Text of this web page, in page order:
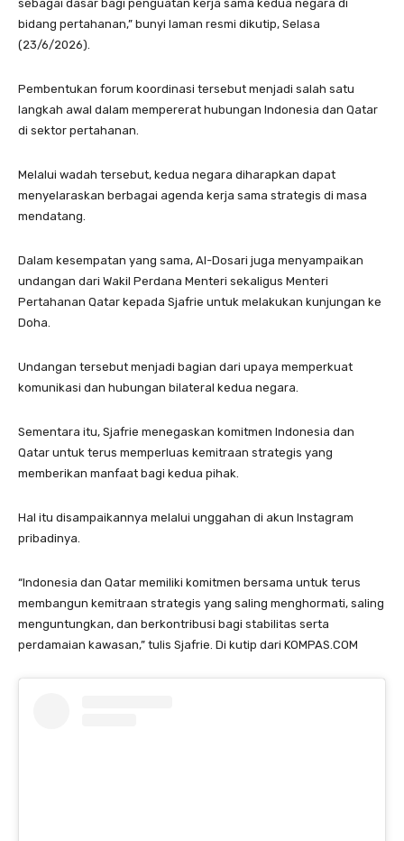
sebagai dasar bagi penguatan kerja sama kedua negara di
bidang pertahanan,” bunyi laman resmi dikutip, Selasa
(23/6/2026).
Pembentukan forum koordinasi tersebut menjadi salah satu
langkah awal dalam mempererat hubungan Indonesia dan Qatar
di sektor pertahanan.
Melalui wadah tersebut, kedua negara diharapkan dapat
menyelaraskan berbagai agenda kerja sama strategis di masa
mendatang.
Dalam kesempatan yang sama, Al-Dosari juga menyampaikan
undangan dari Wakil Perdana Menteri sekaligus Menteri
Pertahanan Qatar kepada Sjafrie untuk melakukan kunjungan ke
Doha.
Undangan tersebut menjadi bagian dari upaya memperkuat
komunikasi dan hubungan bilateral kedua negara.
Sementara itu, Sjafrie menegaskan komitmen Indonesia dan
Qatar untuk terus memperluas kemitraan strategis yang
memberikan manfaat bagi kedua pihak.
Hal itu disampaikannya melalui unggahan di akun Instagram
pribadinya.
“Indonesia dan Qatar memiliki komitmen bersama untuk terus
membangun kemitraan strategis yang saling menghormati, saling
menguntungkan, dan berkontribusi bagi stabilitas serta
perdamaian kawasan,” tulis Sjafrie. Di kutip dari KOMPAS.COM